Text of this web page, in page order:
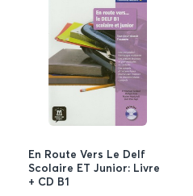
En Route Vers Le Delf
Scolaire ET Junior: Livre
+ CD B1